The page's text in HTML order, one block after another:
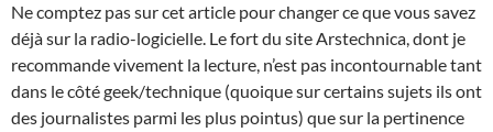
Ne comptez pas sur cet article pour changer ce que vous savez
déjà sur la radio-logicielle. Le fort du site Arstechnica, dont je
recommande vivement la lecture, n’est pas incontournable tant
dans le côté geek/technique (quoique sur certains sujets ils ont
des journalistes parmi les plus pointus) que sur la pertinence